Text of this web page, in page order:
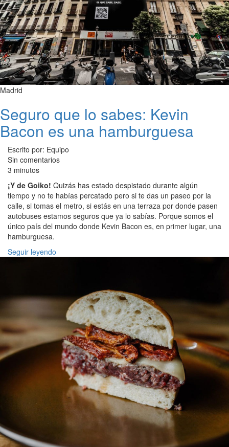
Madrid
Seguro que lo sabes: Kevin
Bacon es una hamburguesa
Escrito por: Equipo
Sin comentarios
3 minutos
¡Y de Goiko! Quizás has estado despistado durante algún
tiempo y no te habías percatado pero si te das un paseo por la
calle, si tomas el metro, si estás en una terraza por donde pasen
autobuses estamos seguros que ya lo sabías. Porque somos el
único país del mundo donde Kevin Bacon es, en primer lugar, una
hamburguesa.
Seguir leyendo